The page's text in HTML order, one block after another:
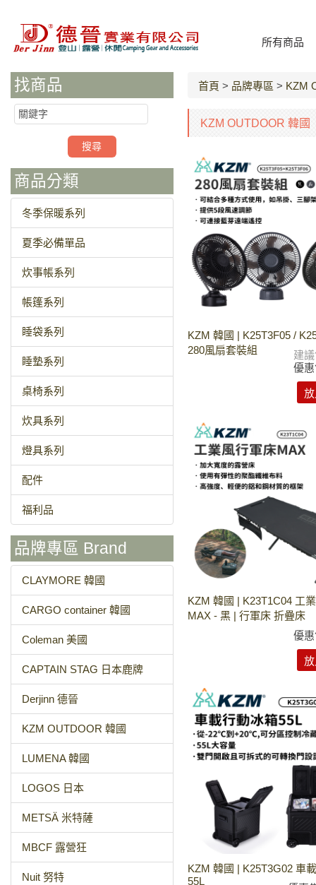
所有商品
找商品
商品分類
冬季保暖系列
夏季必備單品
炊事帳系列
帳篷系列
睡袋系列
睡墊系列
桌椅系列
炊具系列
燈具系列
配件
福利品
品牌專區 Brand
CLAYMORE 韓國
CARGO container 韓國
Coleman 美國
CAPTAIN STAG 日本鹿牌
Derjinn 德晉
KZM OUTDOOR 韓國
LUMENA 韓國
LOGOS 日本
METSÄ 米特薩
MBCF 露營狂
Nuit 努特
首頁 > 品牌專區 > KZM
KZM OUTDOOR 韓國
KZM 韓國 | K25T3F05 /
280風扇套裝組
建
優
KZM 韓國 | K23T1C04 工
MAX - 黑 | 行軍床 折疊床
優
KZM 韓國 | K25T3G02 車
55L